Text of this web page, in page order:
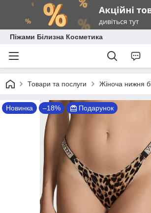
Піжами Білизна Косметика
Товари та послуги Жіноча нижня
Новинка –18% Подарунок